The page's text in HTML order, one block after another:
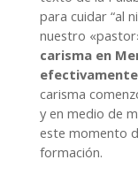
para cuidar “al
nuestro
carisma en
carisma
y en medio de
este momento
formación.